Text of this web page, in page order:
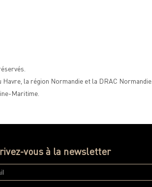
la région Normandie et la DRAC Normandie.
Maritime.
vous à la newsletter